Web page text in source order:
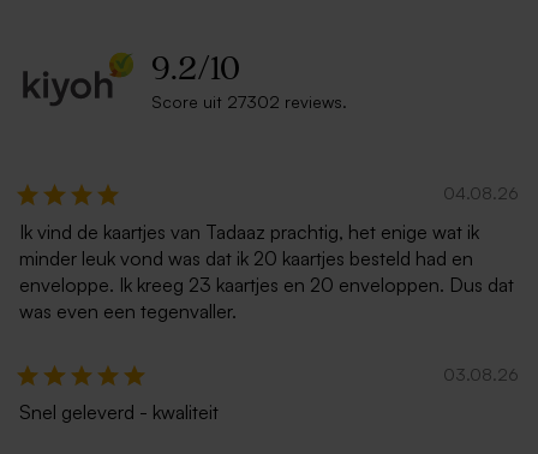
9.2/10
Score uit 27302 reviews.
04.08.26
Ik vind de kaartjes van Tadaaz prachtig, het enige wat ik
minder leuk vond was dat ik 20 kaartjes besteld had en
enveloppe. Ik kreeg 23 kaartjes en 20 enveloppen. Dus dat
was even een tegenvaller.
03.08.26
Snel geleverd - kwaliteit